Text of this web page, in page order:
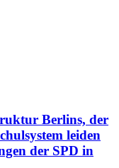
Berlins, der
leiden
der SPD in